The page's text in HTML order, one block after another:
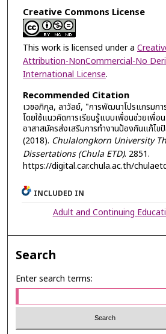
Creative Commons License
This work is licensed under a
Attribution-NonCommercial-No
International License.
Recommended Citation
เวชอภิกุล, ลาวัลย์, "การพัฒนาโปรแกรมกา
โดยใช้แนวคิดการเรียนรู้แบบเพื่อนช่วยเพื่อ
อาสาสมัครส่งเสริมการทำงานป้องกันแก้ไข
(2018). Chulalongkorn University
Dissertations (Chula ETD). 2851.
https://digital.car.chula.ac.th/
INCLUDED IN
Adult and Continuing
Search
Enter search terms: